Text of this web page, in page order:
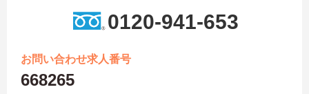
0120-941-653
お問い合わせ求人番号
668265